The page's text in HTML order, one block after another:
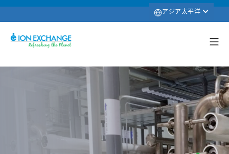
アジア太平洋